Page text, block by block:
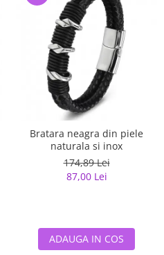
Bratara neagra din piele
naturala si inox
174,89 Lei
87,00 Lei
ADAUGA IN COS